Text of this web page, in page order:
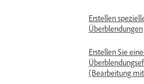
Erstellen
Überblendungen
Erstellen Sie
(Bearbeitung